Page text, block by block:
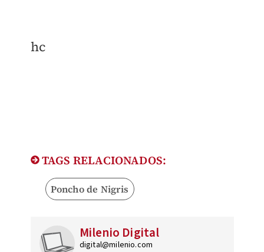
hc
TAGS RELACIONADOS:
Poncho de Nigris
Milenio Digital
digital@milenio.com